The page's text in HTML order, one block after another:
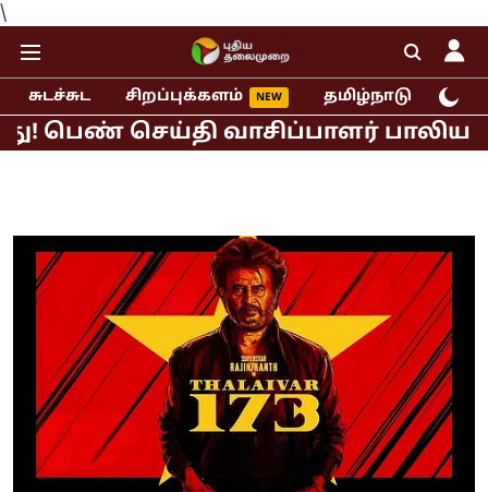
\
சுடச்சுட சிறப்புக்களம் தமிழ்நாடு
வாசிப்பாளர் பாலியல் புகார்!